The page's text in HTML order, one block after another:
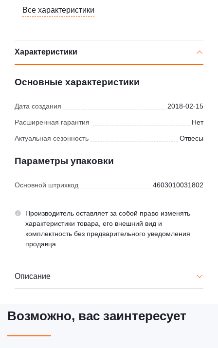
Все характеристики
Характеристики
Основные характеристики
Дата создания 2018-02-15
Расширенная гарантия Нет
Актуальная сезонность Отвесы
Параметры упаковки
Основной штрихкод 4603010031802
Производитель оставляет за собой право изменять
характеристики товара, его внешний вид и
комплектность без предварительного уведомления
продавца.
Описание
Возможно, вас заинтересует